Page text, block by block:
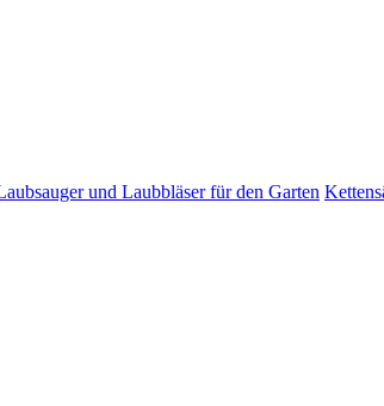
und Laubbläser für den Garten